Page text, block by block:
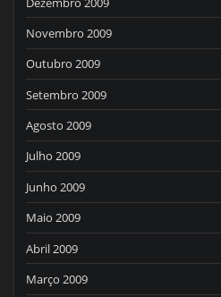
Novembro 2009
Outubro 2009
Setembro 2009
Agosto 2009
Julho 2009
Junho 2009
Maio 2009
Abril 2009
Março 2009